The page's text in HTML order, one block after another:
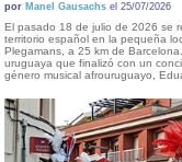
por Manel Gausachsel 25/07/2026
El pasado 18 de julio de 2026 se
territorio español en la pequeña
Plegamans, a 25 km de
uruguaya que finalizó con un
género musical afrouruguayo,